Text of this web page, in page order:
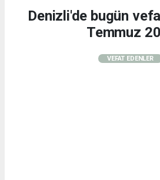
Denizli'de bugün
Temmuz
VEFAT EDENLER